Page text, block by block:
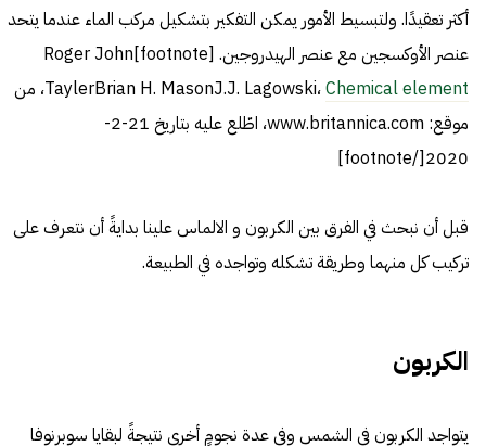
أكثر تعقيدًا. ولتبسيط الأمور يمكن التفكير بتشكيل مركب الماء عندما يتحد
عنصر الأوكسجين مع عنصر الهيدروجين. [footnote]Roger John
TaylerBrian H. MasonJ.J. Lagowski،Chemical element
، من
موقع: www.britannica.com، اطّلع عليه بتاريخ 21-2-
2020[/footnote]
قبل أن نبحث في الفرق بين الكربون و الالماس علينا بدايةً أن نتعرف على
تركيب كل منهما وطريقة تشكله وتواجده في الطبيعة.
الكربون
يتواجد الكربون في الشمس وفي عدة نجومٍ أخرى نتيجةً لبقايا سوبرنوفا